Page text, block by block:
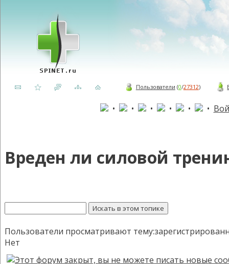
Пользователи (0/27312)
• • • • • •
Вреден ли силовой
Пользователи просматривают
Нет